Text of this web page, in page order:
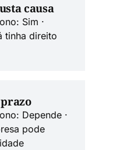
causa
Sim ·
tinha direito
Depende ·
pode